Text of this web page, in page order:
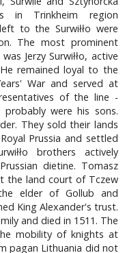
Trinkheim region
to the Surwiłło were
The most prominent
Jerzy Surwiłło, active
remained loyal to the
War and served at
of the line -
probably were his sons.
They sold their lands
Prussia and settled
brothers actively
dietine. Tomasz
the land court of Tczew
elder of Gollub and
King Alexander's trust.
and died in 1511. The
mobility of knights at
pagan Lithuania did not